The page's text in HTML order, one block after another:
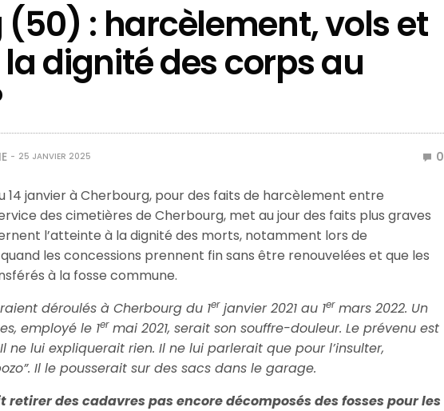
: harcèlement, vols et
dignité des corps au
25 JANVIER 2025 0
14 janvier à Cherbourg, pour des faits de harcèlement entre
des cimetières de Cherbourg, met au jour des faits plus graves
l’atteinte à la dignité des morts, notamment lors de
les concessions prennent fin sans être renouvelées et que les
à la fosse commune.
déroulés à Cherbourg du 1erjanvier 2021 au 1ermars 2022. Un
employé le 1ermai 2021, serait son souffre-douleur. Le prévenu est
ne lui expliquerait rien. Il ne lui parlerait que pour l’insulter,
Il le pousserait sur des sacs dans le garage.
des cadavres pas encore décomposés des fosses pour les